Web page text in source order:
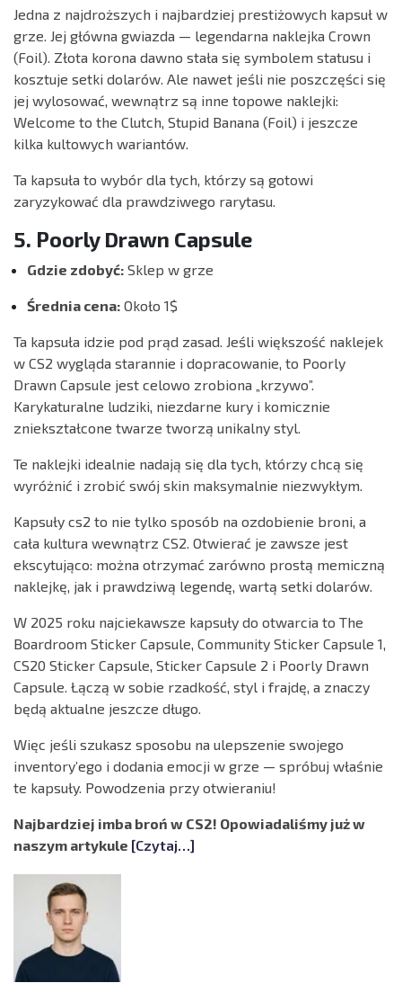
Jedna z najdroższych i najbardziej prestiżowych kapsuł w
grze. Jej główna gwiazda — legendarna naklejka Crown
(Foil). Złota korona dawno stała się symbolem statusu i
kosztuje setki dolarów. Ale nawet jeśli nie poszczęści się
jej wylosować, wewnątrz są inne topowe naklejki:
Welcome to the Clutch, Stupid Banana (Foil) i jeszcze
kilka kultowych wariantów.
Ta kapsuła to wybór dla tych, którzy są gotowi
zaryzykować dla prawdziwego rarytasu.
5. Poorly Drawn Capsule
Gdzie zdobyć: Sklep w grze
Średnia cena: Około 1$
Ta kapsuła idzie pod prąd zasad. Jeśli większość naklejek
w CS2 wygląda starannie i dopracowanie, to Poorly
Drawn Capsule jest celowo zrobiona „krzywo”.
Karykaturalne ludziki, niezdarne kury i komicznie
zniekształcone twarze tworzą unikalny styl.
Te naklejki idealnie nadają się dla tych, którzy chcą się
wyróżnić i zrobić swój skin maksymalnie niezwykłym.
Kapsuły cs2 to nie tylko sposób na ozdobienie broni, a
cała kultura wewnątrz CS2. Otwierać je zawsze jest
ekscytująco: można otrzymać zarówno prostą memiczną
naklejkę, jak i prawdziwą legendę, wartą setki dolarów.
W 2025 roku najciekawsze kapsuły do otwarcia to The
Boardroom Sticker Capsule, Community Sticker Capsule 1,
CS20 Sticker Capsule, Sticker Capsule 2 i Poorly Drawn
Capsule. Łączą w sobie rzadkość, styl i frajdę, a znaczy
będą aktualne jeszcze długo.
Więc jeśli szukasz sposobu na ulepszenie swojego
inventory’ego i dodania emocji w grze — spróbuj właśnie
te kapsuły. Powodzenia przy otwieraniu!
Najbardziej imba broń w CS2! Opowiadaliśmy już w
naszym artykule [Czytaj…]